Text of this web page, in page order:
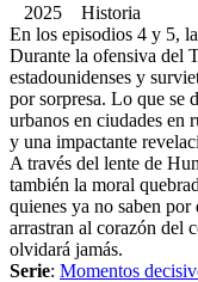
2025 Historia
En los episodios 4 y 5,
Durante la ofensiva del
estadounidenses y
por sorpresa. Lo que se
urbanos en ciudades en
y una impactante
A través del lente de
también la moral
quienes ya no saben
arrastran al corazón del
olvidará jamás.
Serie: Momentos